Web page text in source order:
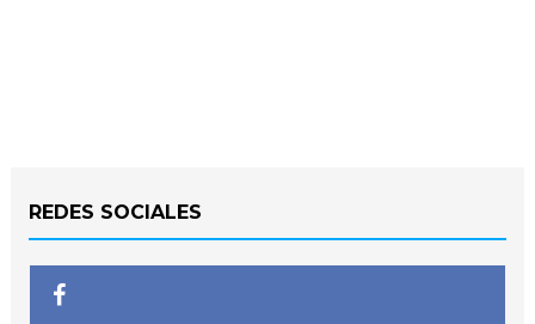
REDES SOCIALES